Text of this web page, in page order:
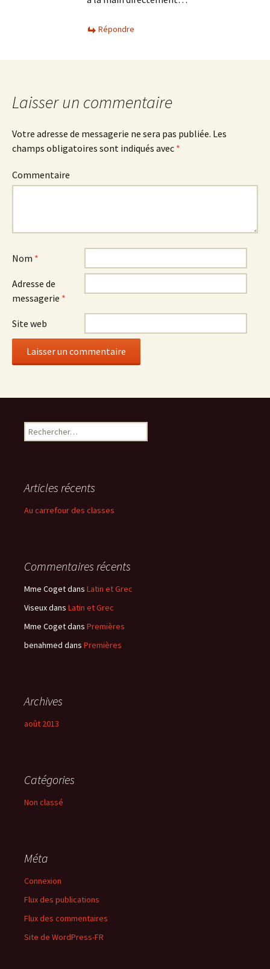
Répondre
Laisser un commentaire
Votre adresse de messagerie ne sera pas publiée. Les
champs obligatoires sont indiqués avec *
Commentaire
Nom *
Adresse de
messagerie *
Site web
R
e
r
h
:
Articles récents
Au carrefour des classes
Commentaires récents
Mme Cogetdans Latin et Grec
Viseuxdans Latin et Grec
Mme Cogetdans Premières
benahmed dans Premières
Archives
août 2013
Catégories
Non classé
Méta
Connexion
Flux des publications
Flux des commentaires
Site de WordPress-FR